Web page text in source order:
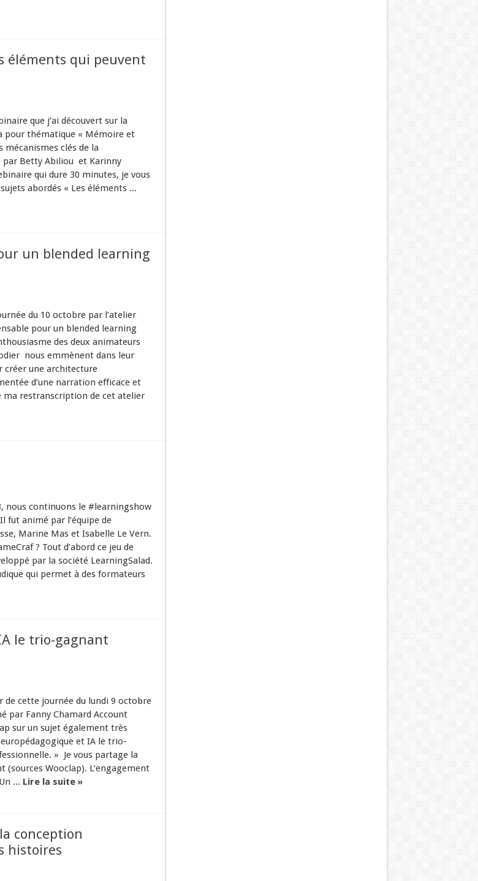
éléments qui peuvent
que j’ai découvert sur la
pour thématique « Mémoire et
mécanismes clés de la
Betty Abiliou et Karinny
qui dure 30 minutes, je vous
abordés « Les éléments ...
un blended learning
du 10 octobre par l’atelier
pour un blended learning
des deux animateurs
nous emmènent dans leur
créer une architecture
d’une narration efficace et
ma restranscription de cet atelier
nous continuons le #learningshow
fut animé par l’équipe de
Marine Mas et Isabelle Le Vern.
? Tout d’abord ce jeu de
par la société LearningSalad.
qui permet à des formateurs
le trio-gagnant
de cette journée du lundi 9 octobre
par Fanny Chamard Account
sur un sujet également très
et IA le trio-
» Je vous partage la
Wooclap). L’engagement
... Lire la suite »
conception
histoires